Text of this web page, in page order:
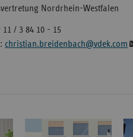
Nordrhein-Westfalen
11 / 3 84 10 - 15
christian.breidenbach@vdek.com